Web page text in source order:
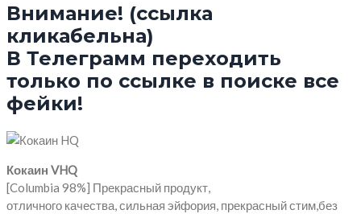
Внимание! (ссылка
кликабельна)
В Телеграмм переходить
только по ссылке в поиске все
фейки!
Кокаин VHQ
[Columbia 98%] Прекрасный продукт,
отличного качества, сильная эйфория, прекрасный стим,без